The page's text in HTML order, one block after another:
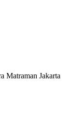
Matraman Jakarta